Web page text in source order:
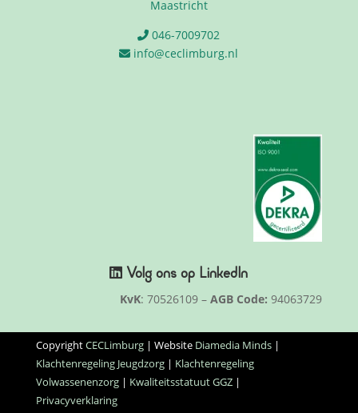
Maastricht
046-7009702
info@ceclimburg.nl
Volg ons op LinkedIn
KvK: 70526109 –AGB Code:94063729
CopyrightCECLimburg| Website Diamedia Minds|
Klachtenregeling Jeugdzorg| Klachtenregeling
Volwassenenzorg| Kwaliteitsstatuut GGZ|
Privacyverklaring